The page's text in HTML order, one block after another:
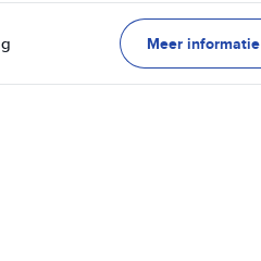
Meer informatie